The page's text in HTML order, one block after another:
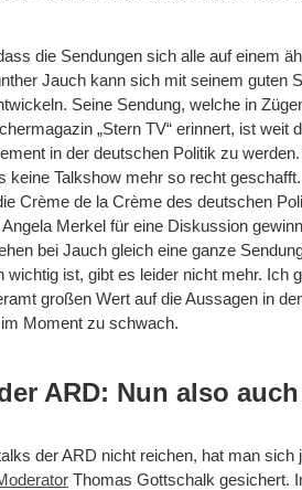
die Sendungen sich alle auf einem
Jauch kann sich mit seinem guten
Seine Sendung, welche in
„Stern TV“ erinnert, ist weit
in der deutschen Politik zu
keine Talkshow mehr so recht
Crème de la Crème des deutschen
Merkel für eine Diskussion
bei Jauch gleich eine ganze
wichtig ist, gibt es leider nicht mehr. Ich
großen Wert auf die Aussagen in
Moment zu schwach.
ARD: Nun also
der ARD nicht reichen, hat man sich
Thomas Gottschalk gesichert.